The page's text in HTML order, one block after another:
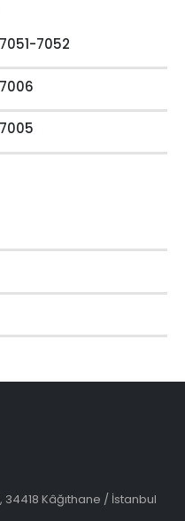
7052
Kâğıthane / İstanbul